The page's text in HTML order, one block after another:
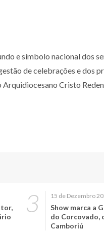
e símbolo nacionaldos
de celebrações e dos
Cristo
15 de Dezembro
Show marca a
do Corcovado,
Camboriú